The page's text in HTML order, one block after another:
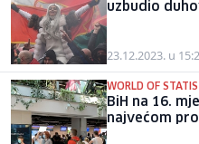
uzbudio
23.12.2023. u
WORLD OF
BiH na 16.
najvećom